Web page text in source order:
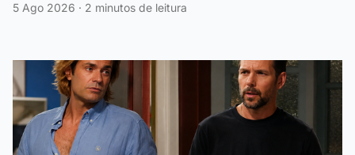
5 Ago 2026 · 2 minutos de leitura